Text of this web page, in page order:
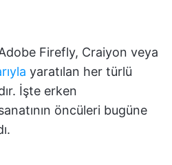
Firefly, Craiyon veya
yaratılan her türlü
İşte erken
öncüleri bugüne